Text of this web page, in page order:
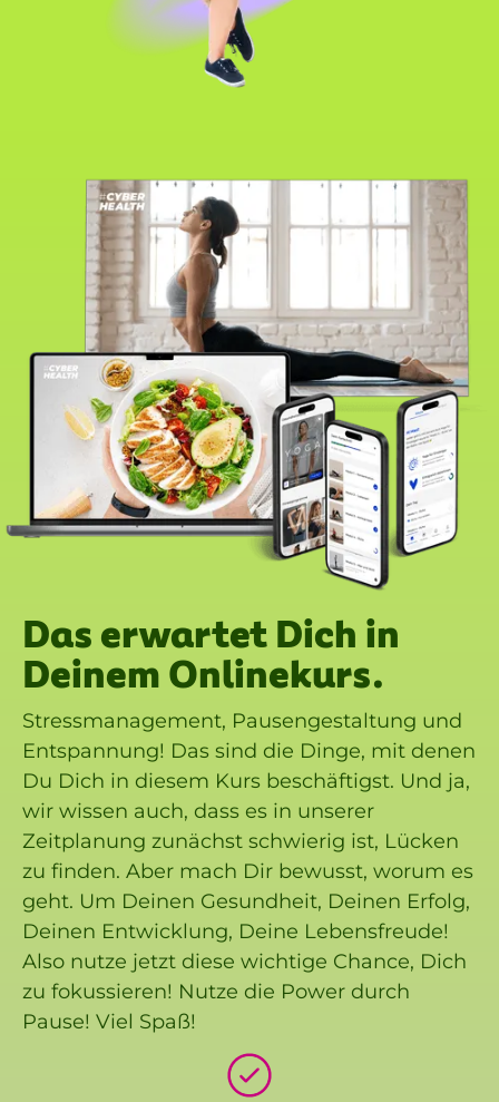
Das erwartet Dich in
Deinem Onlinekurs.
Stressmanagement, Pausengestaltung und
Entspannung! Das sind die Dinge, mit denen
Du Dich in diesem Kurs beschäftigst. Und ja,
wir wissen auch, dass es in unserer
Zeitplanung zunächst schwierig ist, Lücken
zu finden. Aber mach Dir bewusst, worum es
geht. Um Deinen Gesundheit, Deinen Erfolg,
Deinen Entwicklung, Deine Lebensfreude!
Also nutze jetzt diese wichtige Chance, Dich
zu fokussieren! Nutze die Power durch
Pause! Viel Spaß!